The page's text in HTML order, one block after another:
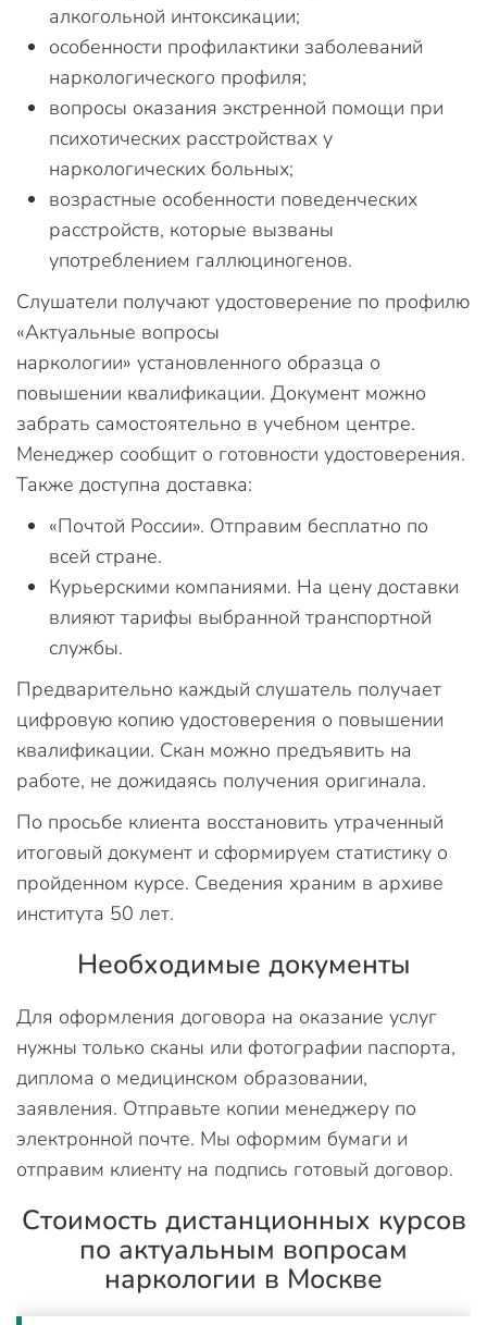
алкогольной интоксикации;
особенности профилактики заболеваний
наркологического профиля;
вопросы оказания экстренной помощи при
психотических расстройствах у
наркологических больных;
возрастные особенности поведенческих
расстройств, которые вызваны
употреблением галлюциногенов.
Слушатели получают удостоверение по профилю
«Актуальные вопросы
наркологии» установленного образца о
повышении квалификации. Документ можно
забрать самостоятельно в учебном центре.
Менеджер сообщит о готовности удостоверения.
Также доступна доставка:
«Почтой России». Отправим бесплатно по
всей стране.
Курьерскими компаниями. На цену доставки
влияют тарифы выбранной транспортной
службы.
Предварительно каждый слушатель получает
цифровую копию удостоверения о повышении
квалификации. Скан можно предъявить на
работе, не дожидаясь получения оригинала.
По просьбе клиента восстановить утраченный
итоговый документ и сформируем статистику о
пройденном курсе. Сведения храним в архиве
института 50 лет.
Необходимые документы
Для оформления договора на оказание услуг
нужны только сканы или фотографии паспорта,
диплома о медицинском образовании,
заявления. Отправьте копии менеджеру по
электронной почте. Мы оформим бумаги и
отправим клиенту на подпись готовый договор.
Стоимость дистанционных курсов
по актуальным вопросам
наркологии в Москве